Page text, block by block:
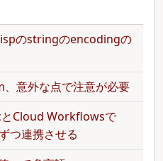
のstringのencodingの
意外な点で注意が必要
Cloud Workflowsで
つ連携させる